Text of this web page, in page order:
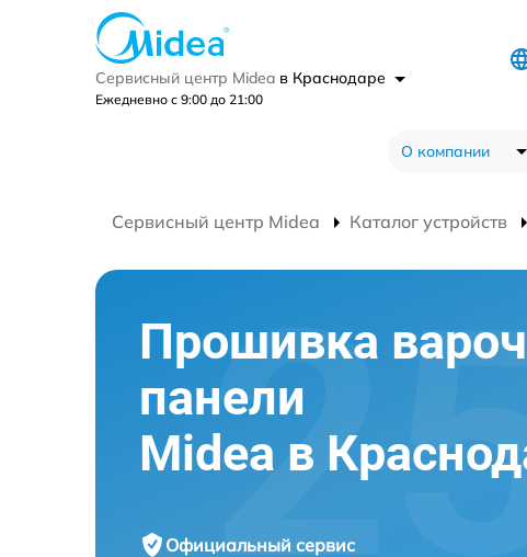
Сервисный центр Midea в Краснодаре
Ежедневно с 9:00 до 21:00
О компании
Сервисный центр Midea Каталог устройств
Прошивка
панели
Midea в
Официальный сервис